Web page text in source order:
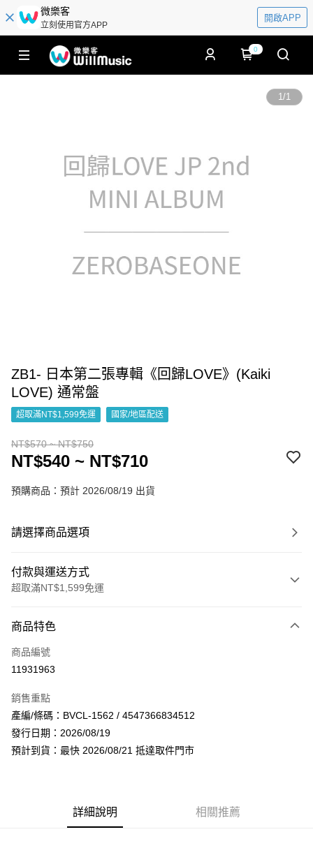
微樂客
立刻使用官方APP
開啟APP
0
1/1
ZB1- 日本第二張專輯《回歸LOVE》(Kaiki
LOVE) 通常盤
超取滿NT$1,599免運 國家/地區配送
NT$570 ~ NT$750
NT$540 ~ NT$710
預購商品：預計 2026/08/19 出貨
請選擇商品選項
付款與運送方式
超取滿NT$1,599免運
信用卡一次付款
超商取貨付款
Apple Pay
街口支付
商品特色
商品編號
11931963
銷售重點
產編/條碼：BVCL-1562 / 4547366834512
發行日期：2026/08/19
預計到貨：最快 2026/08/21 抵達取件門市
詳細說明 相關推薦